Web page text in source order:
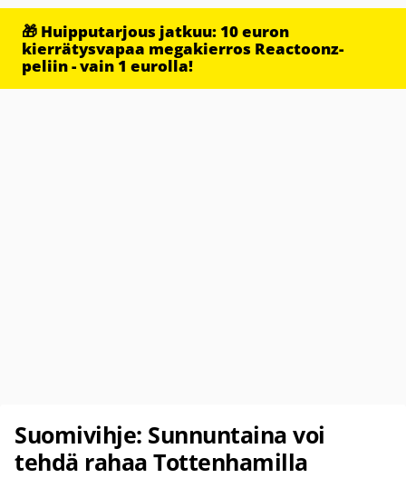
🎁 Huipputarjous jatkuu: 10 euron
kierrätysvapaa megakierros Reactoonz-
peliin - vain 1 eurolla!
Suomivihje: Sunnuntaina voi
tehdä rahaa Tottenhamilla